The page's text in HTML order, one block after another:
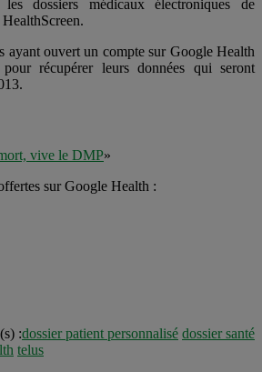
dossiers médicaux électroniques de
ayant ouvert un compte sur Google Health
récupérer leurs données qui seront
vive le DMP»
sur Google Health :
:dossier patient personnalisé dossier santé
telus